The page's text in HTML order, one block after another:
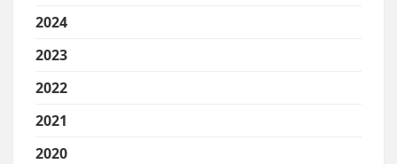
2024
2023
2022
2021
2020